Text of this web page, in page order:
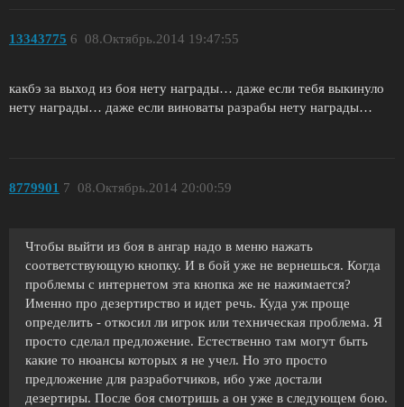
13343775 08.Октябрь.2014 19:47:55
6
какбэ за выход из боя нету награды… даже если тебя выкинуло
нету награды… даже если виноваты разрабы нету награды…
8779901 08.Октябрь.2014 20:00:59
7
Чтобы выйти из боя в ангар надо в меню нажать
соответствующую кнопку. И в бой уже не вернешься. Когда
проблемы с интернетом эта кнопка же не нажимается?
Именно про дезертирство и идет речь. Куда уж проще
определить - откосил ли игрок или техническая проблема. Я
просто сделал предложение. Естественно там могут быть
какие то нюансы которых я не учел. Но это просто
предложение для разработчиков, ибо уже достали
дезертиры. После боя смотришь а он уже в следующем бою.